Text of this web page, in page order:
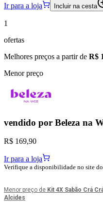
Ir para a loja Incluir na cesta
1
ofertas
Melhores preços a partir de R$
Menor preço
vendido por Beleza na
R$ 169,90
Ir para a loja
Verifique a disponibilidade no site
Menor preço de Kit 4X Sabão Crá
Alcides